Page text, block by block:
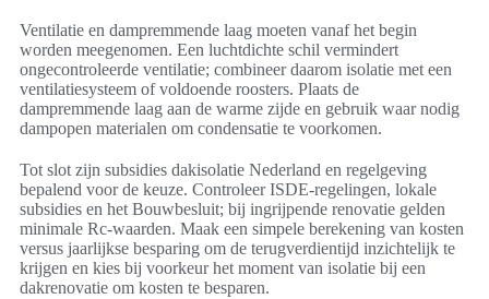
Ventilatie en dampremmende laag moeten vanaf het begin
worden meegenomen. Een luchtdichte schil vermindert
ongecontroleerde ventilatie; combineer daarom isolatie met een
ventilatiesysteem of voldoende roosters. Plaats de
dampremmende laag aan de warme zijde en gebruik waar nodig
dampopen materialen om condensatie te voorkomen.
Tot slot zijn subsidies dakisolatie Nederland en regelgeving
bepalend voor de keuze. Controleer ISDE-regelingen, lokale
subsidies en het Bouwbesluit; bij ingrijpende renovatie gelden
minimale Rc-waarden. Maak een simpele berekening van kosten
versus jaarlijkse besparing om de terugverdientijd inzichtelijk te
krijgen en kies bij voorkeur het moment van isolatie bij een
dakrenovatie om kosten te besparen.